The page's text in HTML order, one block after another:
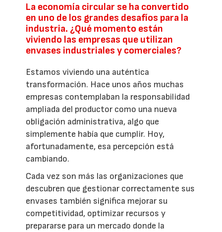
La economía circular se ha convertido
en uno de los grandes desafíos para la
industria. ¿Qué momento están
viviendo las empresas que utilizan
envases industriales y comerciales?
Estamos viviendo una auténtica
transformación. Hace unos años muchas
empresas contemplaban la responsabilidad
ampliada del productor como una nueva
obligación administrativa, algo que
simplemente había que cumplir. Hoy,
afortunadamente, esa percepción está
cambiando.
Cada vez son más las organizaciones que
descubren que gestionar correctamente sus
envases también significa mejorar su
competitividad, optimizar recursos y
prepararse para un mercado donde la